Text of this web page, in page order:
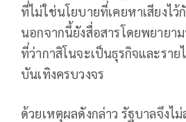
ที่ไม่ใช่นโยบายที่เคยหาเสียงไ
นอกจากนี้ยังสื่อสารโดยพยายา
ที่ว่ากาสิโนจะเป็นธุรกิจและรา
บันเทิงครบวงจร
ด้วยเหตุผลดังกล่าว รัฐบาลจึงไ